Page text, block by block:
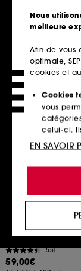
4191
À partir de35,00€
2 contenances
Ajouter au
Genesis
551
59,00€
Nous
meilleure
Afin de vous
optimale,
cookies et
Cookies
vous
celui-ci.
de vous
produits,
proposer
votre
Cookies
utilisés
EN SAVOIR